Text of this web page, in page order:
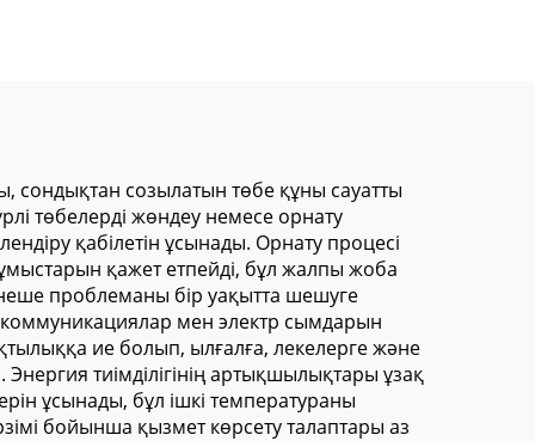
сондықтан созылатын төбе құны сауатты
төбелерді жөндеу немесе орнату
қабілетін ұсынады. Орнату процесі
қажет етпейді, бұл жалпы жоба
проблеманы бір уақытта шешуге
коммуникациялар мен электр сымдарын
ие болып, ылғалға, лекелерге және
тиімділігінің артықшылықтары ұзақ
ұсынады, бұл ішкі температураны
бойынша қызмет көрсету талаптары аз